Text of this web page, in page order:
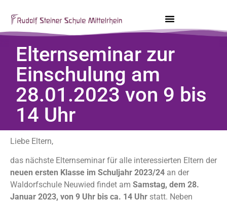
Elternseminar zur
Einschulung am
28.01.2023 von 9 bis
14 Uhr
Liebe Eltern,
das nächste Elternseminar für alle interessierten Eltern der
neuen ersten Klasse im Schuljahr 2023/24 an der
Waldorfschule Neuwied findet am Samstag, dem 28.
Januar 2023, von 9 Uhr bis ca. 14 Uhr statt. Neben